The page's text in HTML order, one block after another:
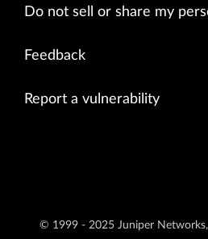
Do not sell or share my
Feedback
Report a vulnerability
© 1999 - 2025 Juniper Networks,